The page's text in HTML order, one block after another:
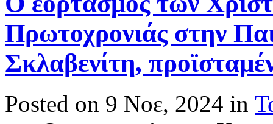
Πρωτοχρονιάς στην
Σκλαβενίτη,
Posted on 9 Νοε, 2024 in